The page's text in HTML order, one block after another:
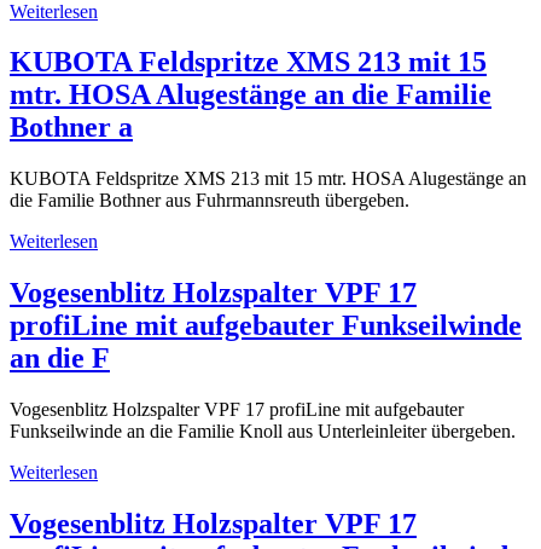
Weiterlesen
KUBOTA Feldspritze XMS 213 mit 15
mtr. HOSA Alugestänge an die Familie
Bothner a
KUBOTA Feldspritze XMS 213 mit 15 mtr. HOSA Alugestänge an
die Familie Bothner aus Fuhrmannsreuth übergeben.
Weiterlesen
Vogesenblitz Holzspalter VPF 17
profiLine mit aufgebauter Funkseilwinde
an die F
Vogesenblitz Holzspalter VPF 17 profiLine mit aufgebauter
Funkseilwinde an die Familie Knoll aus Unterleinleiter übergeben.
Weiterlesen
Vogesenblitz Holzspalter VPF 17